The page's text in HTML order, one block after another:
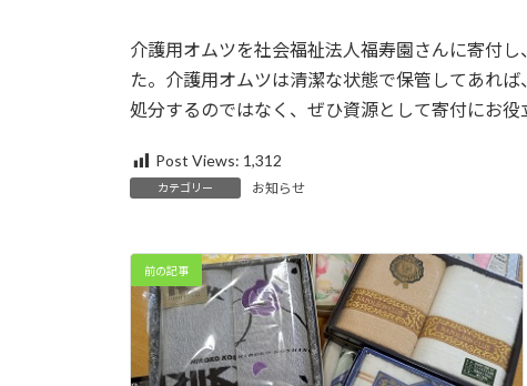
新
日
介護用オムツを社会福祉法人福寿園さんに寄付
た。介護用オムツは清潔な状態で保管してあれ
処分するのではなく、ぜひ資源として寄付にお役
Post Views: 1,312
カテゴリー お知らせ
前の記事